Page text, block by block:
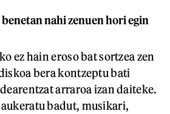
nahi zenuen hori egin
ez hain eroso bat sortzea zen
bera kontzeptu bati
arraroa izan daiteke.
badut, musikari,